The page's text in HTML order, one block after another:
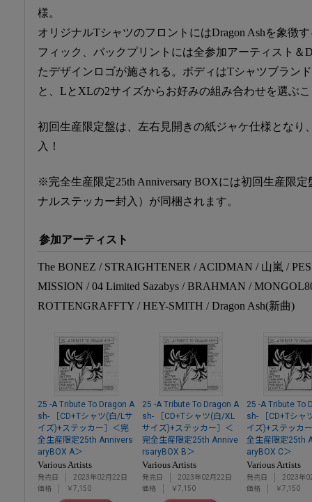
様。
オリジナルTシャツのフロントにはDragon Ashを象徴
フィック、バックプリントには全参加アーティスト＆
たデザインロゴが施される。ボディはTシャツブラン
と、LとXLの2サイズからお好みの組み合わせを選ぶ
初回生産限定盤は、左右見開きの紙ジャケ仕様となり
入！
※完全生産限定25th Anniversary BOXには初回生産限
ナルステッカー封入）が同梱されます。
参加アーティスト
The BONEZ / STRAIGHTENER / ACIDMAN / 山嵐 /
MISSION / 04 Limited Sazabys / BRAHMAN /
ROTTENGRAFFTY / HEY-SMITH / Dragon Ash(新曲)
25 -A Tribute To Dragon A
sh- ［CD+Tシャツ(白/Lサ
イズ)+ステッカー］＜完
全生産限定25th Annivers
aryBOX A＞
Various Artists
発売日
2023年02月22日
価格
￥7,150
25 -A Tribute To Dragon A
sh- ［CD+Tシャツ(白/XL
サイズ)+ステッカー］＜
完全生産限定25th Annive
rsaryBOX B＞
Various Artists
発売日
2023年02月22日
価格
￥7,150
25 -A Tribute To
sh- ［CD+Tシャ
イズ)+ステッカ
全生産限定25th
aryBOX C＞
Various Artists
発売日
2023年
価格
￥7,150